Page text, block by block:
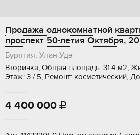
Продажа однокомнатной
проспект 50-летия Октября, 20
Бурятия, Улан-Удэ
Вторичка, Общая площадь: 31.4 м2,
Этаж: 3 / 5, Ремонт: косметический,
4 400 000 